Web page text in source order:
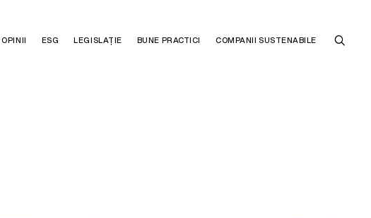
OPINII ESG LEGISLAȚIE BUNE PRACTICI COMPANII SUSTENABILE